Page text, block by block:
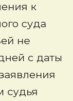
к
суда
не
с даты
судья